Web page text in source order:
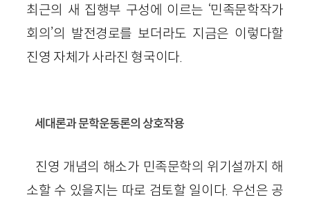
최근의 새 집행부 구성에 이르는 ‘민족문학작가
회의’의 발전경로를 보더라도 지금은 이렇다할
진영 자체가 사라진 형국이다.
세대론과 문학운동론의 상호작용
진영 개념의 해소가 민족문학의 위기설까지 해
소할 수 있을지는 따로 검토할 일이다. 우선은 공